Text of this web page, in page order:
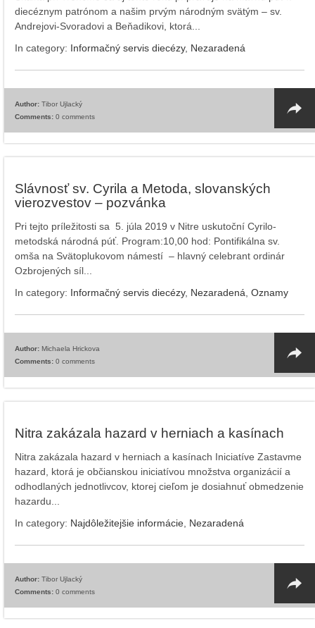
diecéznym patrónom a našim prvým národným svätým – sv.
Andrejovi-Svoradovi a Beňadikovi, ktorá...
In category: Informačný servis diecézy, Nezaradená
Author: Tibor Ujlacký
Comments: 0 comments
Slávnosť sv. Cyrila a Metoda, slovanských
vierozvestov – pozvánka
Pri tejto príležitosti sa 5. júla 2019 v Nitre uskutoční Cyrilo-
metodská národná púť. Program:10,00 hod: Pontifikálna sv.
omša na Svätoplukovom námestí – hlavný celebrant ordinár
Ozbrojených síl...
In category: Informačný servis diecézy, Nezaradená Oznamy
Author: Michaela Hrickova
Comments: 0 comments
Nitra zakázala hazard v herniach a kasínach
Nitra zakázala hazard v herniach a kasínach Iniciatíve Zastavme
hazard, ktorá je občianskou iniciatívou množstva organizácií a
odhodlaných jednotlivcov, ktorej cieľom je dosiahnuť obmedzenie
hazardu...
In category: Najdôležitejšie informácie Nezaradená
Author: Tibor Ujlacký
Comments: 0 comments